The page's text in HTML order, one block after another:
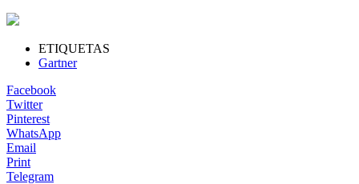
ETIQUETAS
Gartner
Facebook
Twitter
Pinterest
WhatsApp
Email
Print
Telegram